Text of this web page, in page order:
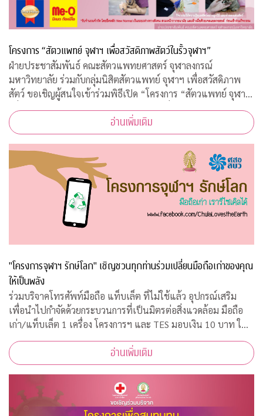
โครงการ “สัตวแพทย์ จุฬาฯ เพื่อสวัสดิภาพสัตว์ในรั้วจุฬาฯ”
ฝ่ายประชาสัมพันธ์ คณะสัตวแพทยศาสตร์ จุฬาลงกรณ์
มหาวิทยาลัย ร่วมกับกลุ่มนิสิตสัตวแพทย์ จุฬาฯ เพื่อสวัสดิภาพ
สัตว์ ขอเชิญผู้สนใจเข้าร่วมพิธีเปิด “โครงการ “สัตวแพทย์ จุฬาฯ
เพื่อสวัสดิภาพสัตว์ในรั้วจุฬาฯ” ในวันพุธที่ 5 สิงหาคม 2563
เวลา 08.45 – 10.00 น. ณ ห้ออ่านเพิ่มเติม
"โครงการจุฬาฯ รักษ์โลก" เชิญชวนทุกท่านร่วมเปลี่ยนมือถือเก่าของคุณ
ให้เป็นพลัง
ร่วมบริจาคโทรศัพท์มือถือ แท็บเล็ต ที่ไม่ใช้แล้ว อุปกรณ์เสริม
เพื่อนำไปกำจัดด้วยกระบวนการที่เป็นมิตรต่อสิ่งแวดล้อม มือถือ
เก่า/แท็บเล็ต 1 เครื่อง โครงการฯ และ TES มอบเงิน 10 บาท ให้
กับ "กองทุนภูมิคุ้มกันบำบัดมะเร็งจุฬาฯ"
อ่านเพิ่มเติม